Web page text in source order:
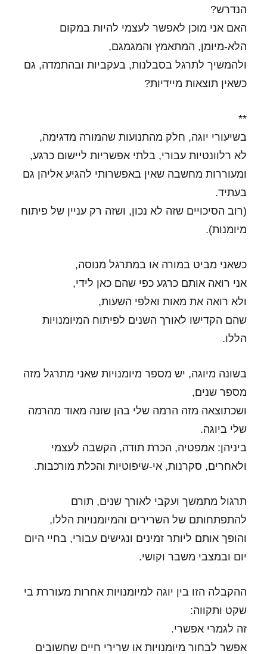
הנדרש?
האם אני מוכן לאפשר לעצמי להיות במקום
הלא-מיומן, המתאמץ והמגמגם,
ולהמשיך לתרגל בסבלנות, בעקביות ובהתמדה, גם
כשאין תוצאות מיידיות?
**
בשיעורי יוגה, חלק מהתנועות שהמורה מדגימה,
לא רלוונטיות עבורי, בלתי אפשריות ליישום כרגע,
ומעוררות מחשבה שאין באפשרותי להגיע אליהן גם
בעתיד.
(רוב הסיכויים שזה לא נכון, ושזה רק עניין של פיתוח
מיומנות).
כשאני מביט במורה או במתרגל מנוסה,
אני רואה אותם כרגע כפי שהם כאן לידי,
ולא רואה את מאות ואלפי השעות,
שהם הקדישו לאורך השנים לפיתוח המיומנויות
הללו.
בשונה מיוגה, יש מספר מיומנויות שאני מתרגל מזה
מספר שנים,
ושכתוצאה מזה הרמה שלי בהן שונה מאוד מהרמה
שלי ביוגה.
ביניהן: אמפטיה, הכרת תודה, הקשבה לעצמי
ולאחרים, סקרנות, אי-שיפוטיות והכלת מורכבות.
תרגול מתמשך ועקבי לאורך שנים, תורם
להתפתחותם של השרירים והמיומנויות הללו,
והופך אותם ליותר זמינים ונגישים עבורי, בחיי היום
יום ובמצבי משבר וקושי.
ההקבלה הזו בין יוגה למיומנויות אחרות מעוררת בי
שקט ותקווה:
זה לגמרי אפשרי.
אפשר לבחור מיומנויות או שרירי חיים שחשובים